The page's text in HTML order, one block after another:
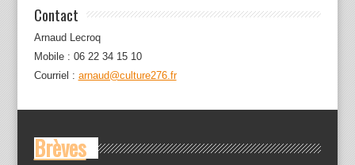
Contact
Arnaud Lecroq
Mobile : 06 22 34 15 10
Courriel : arnaud@culture276.fr
Brèves